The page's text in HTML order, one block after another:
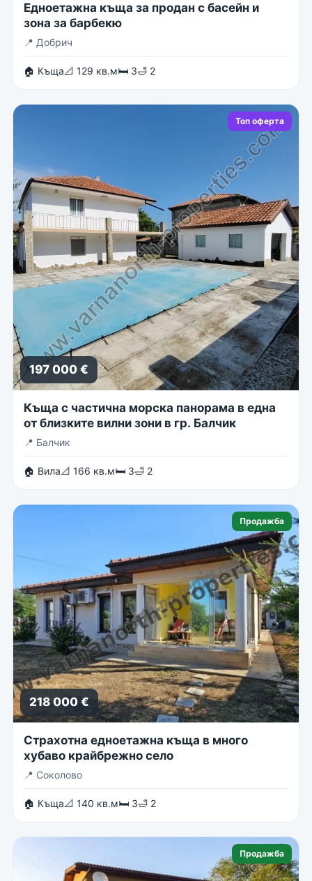
Едноетажна къща за продан с басейн и
зона за барбекю
📍 Добрич
🏠 Къща📐 129 кв.м🛏 3🛁 2
Топ оферта
197 000 €
Къща с частична морска панорама в една
от близките вилни зони в гр. Балчик
📍 Балчик
🏠 Вила📐 166 кв.м🛏 3🛁 2
Продажба
218 000 €
Страхотна едноетажна къща в много
хубаво крайбрежно село
📍 Соколово
🏠 Къща📐 140 кв.м🛏 3🛁 2
Продажба